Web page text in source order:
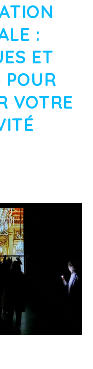
:
ET
POUR
VOTRE